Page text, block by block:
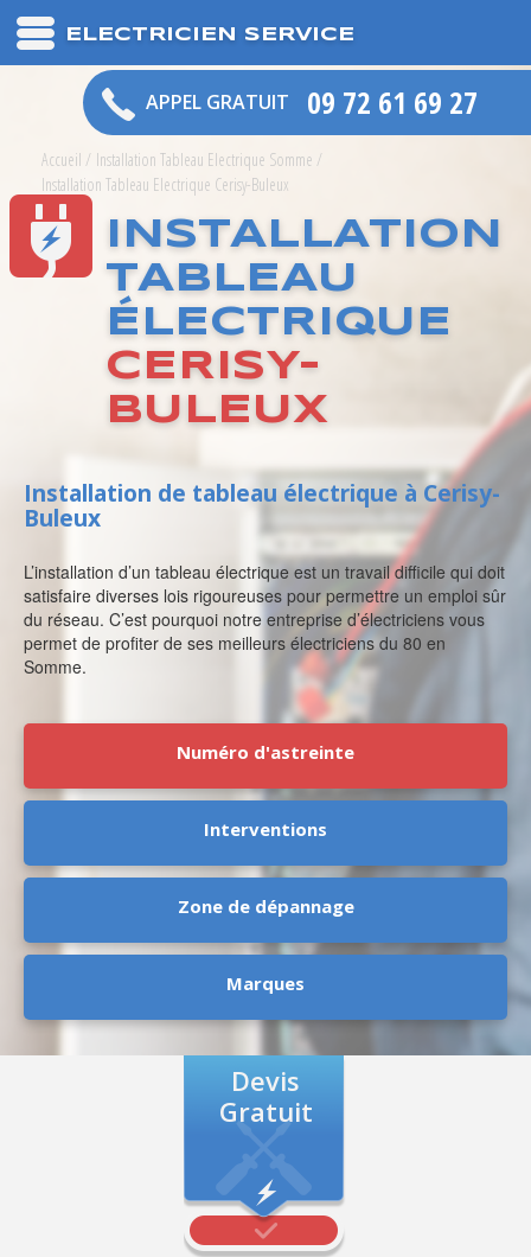
ELECTRICIEN SERVICE
APPEL GRATUIT 09 72 61 69 27
Accueil / Installation Tableau Electrique Somme /
Installation Tableau Electrique Cerisy-Buleux
INSTALLATION
TABLEAU
ÉLECTRIQUE
CERISY-
BULEUX
Installation de tableau électrique à Cerisy-
Buleux
L’installation d’un tableau électrique est un travail difficile qui doit
satisfaire diverses lois rigoureuses pour permettre un emploi sûr
du réseau. C’est pourquoi notre entreprise d’électriciens vous
permet de profiter de ses meilleurs électriciens du 80 en
Somme.
Numéro d'astreinte
Interventions
Zone de dépannage
Marques
Devis
Gratuit